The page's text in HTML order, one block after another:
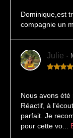
Dominique,est
compagnie un
Julie ·
Nous avons été
Réactif, à
parfait. Je
pour cette vo...